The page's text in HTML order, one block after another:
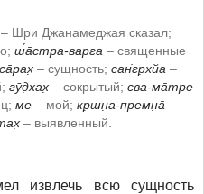
– Шри Джанамеджая сказал;
ш́а̄стра-варга – священные
са̄рах̣– сущность; сан̇гр̣хйа –
гӯд̣хах̣– сокрытый; сва-ма̄тре
ме– мой; кр̣шн̣а-премн̣а̄ –
– выявленный.
извлечь всю сущность